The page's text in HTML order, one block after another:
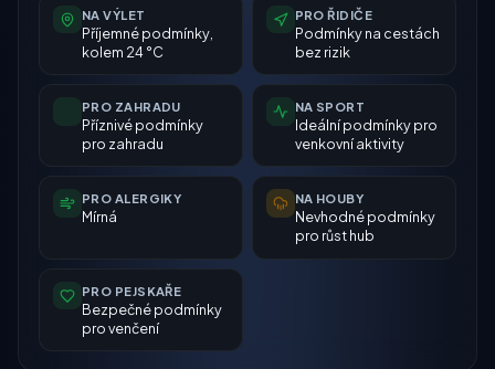
NA VÝLET
Příjemné podmínky,
kolem 24 °C
PRO ŘIDIČE
Podmínky na cestách
bez rizik
PRO ZAHRADU
Příznivé podmínky
pro zahradu
NA SPORT
Ideální podmínky pro
venkovní aktivity
PRO ALERGIKY
Mírná
NA HOUBY
Nevhodné podmínky
pro růst hub
PRO PEJSKAŘE
Bezpečné podmínky
pro venčení